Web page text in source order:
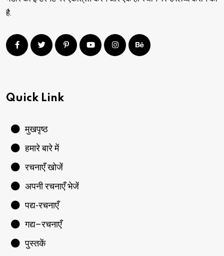
है.
Quick Link
मुखपृष्ठ
हमारे बारे में
रचनाएँ खोजें
अपनी रचनाएँ भेजें
पद्य-रचनाएँ
गद्य–रचनाएँ
पुस्तकें